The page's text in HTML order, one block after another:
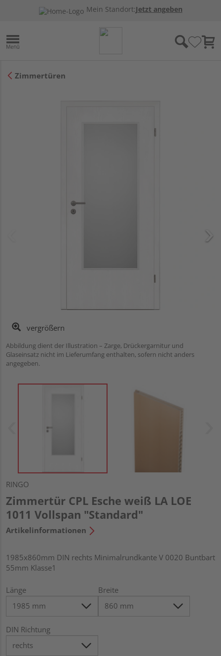
Mein Standort:Jetzt angeben
Zimmertüren
vergrößern
Abbildung dient der Illustration – Zarge, Drückergarnitur und
Glaseinsatz nicht im Lieferumfang enthalten, sofern nicht anders
angegeben.
RINGO
Zimmertür CPL Esche weiß LA LOE
1011 Vollspan "Standard"
Artikelinformationen
1985x860mm DIN rechts Minimalrundkante V 0020 Buntbart
55mm Klasse1
Länge Breite
DIN Richtung